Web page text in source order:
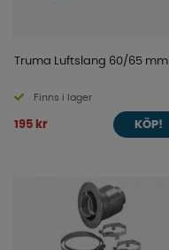
Truma Luftslang 60/65 mm
Finns i lager
195 kr KÖP!